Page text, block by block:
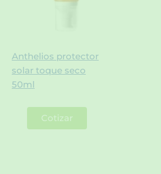
Anthelios protector
solar toque seco
50ml
Cotizar